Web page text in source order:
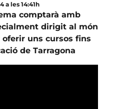
a les 14:41h
comptarà amb
dirigit al món
uns cursos fins
de Tarragona